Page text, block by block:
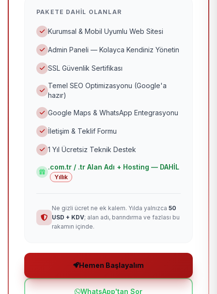
PAKETE DAHIL OLANLAR
Kurumsal & Mobil Uyumlu Web Sitesi
Admin Paneli — Kolayca Kendiniz Yönetin
SSL Güvenlik Sertifikası
Temel SEO Optimizasyonu (Google'a
hazır)
Google Maps & WhatsApp Entegrasyonu
İletişim & Teklif Formu
1 Yıl Ücretsiz Teknik Destek
.com.tr / .tr Alan Adı + Hosting — DAHİL
Yıllık
Ne gizli ücret ne ek kalem. Yılda yalnızca 50
USD + KDV; alan adı, barındırma ve fazlası bu
rakamın içinde.
Hemen Başlayalım
WhatsApp'tan Sor